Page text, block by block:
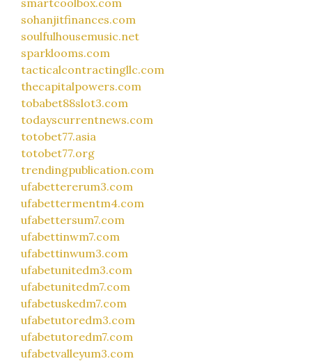
smartcoolbox.com
sohanjitfinances.com
soulfulhousemusic.net
sparklooms.com
tacticalcontractingllc.com
thecapitalpowers.com
tobabet88slot3.com
todayscurrentnews.com
totobet77.asia
totobet77.org
trendingpublication.com
ufabettererum3.com
ufabettermentm4.com
ufabettersum7.com
ufabettinwm7.com
ufabettinwum3.com
ufabetunitedm3.com
ufabetunitedm7.com
ufabetuskedm7.com
ufabetutoredm3.com
ufabetutoredm7.com
ufabetvalleyum3.com